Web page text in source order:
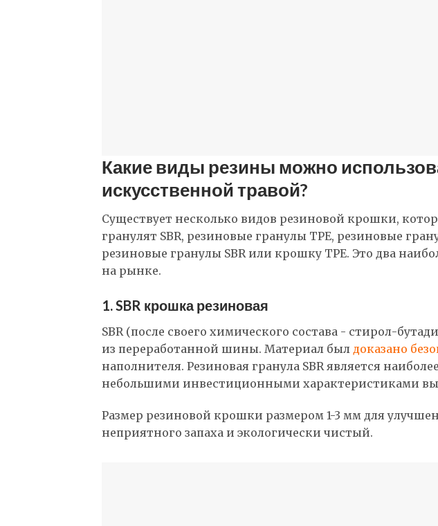
Какие виды резины можно
искусственной травой?
Существует несколько видов резиновой крошки,
гранулят SBR, резиновые гранулы TPE, резиновые
резиновые гранулы SBR или крошку TPE. Это два
на рынке.
1. SBR крошка резиновая
SBR (после своего химического состава - стирол-
из переработанной шины. Материал был доказано
наполнителя. Резиновая гранула SBR является
небольшими инвестиционными характеристиками
Размер резиновой крошки размером 1-3 мм для
неприятного запаха и экологически чистый.